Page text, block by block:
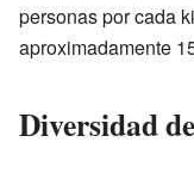
personas por cada
aproximadamente
Diversidad